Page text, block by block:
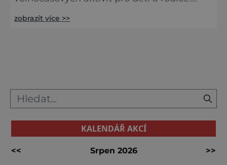
obchodního centra, nese název Harfiště a
Obchodní centrum Galerie Harfa
zobrazit více >>
KALENDÁŘ AKCÍ
<< Srpen 2026
>>